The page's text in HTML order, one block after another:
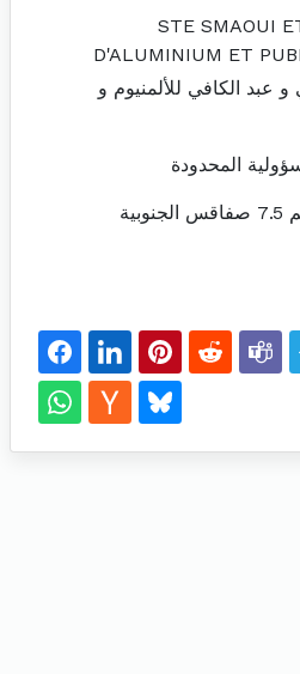
STE SMAOUI
D'ALUMINIUM ET
عبد الكافي للألمنيوم و
المحدودة